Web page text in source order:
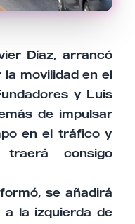
Díaz, arrancó
movilidad en el
y Luis
de impulsar
en el tráfico y
consigo
se añadirá
la izquierda de